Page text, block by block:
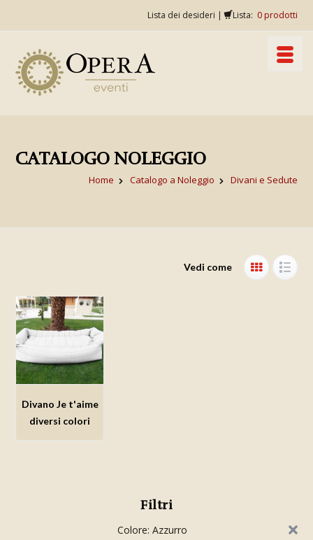
Lista dei desideri | Lista: 0prodotti
CATALOGO NOLEGGIO
Home Catalogo a Noleggio Divani e Sedute
Vedi come
Aggiungi
alla lista
Divano Je t'aime
diversi colori
Filtri
Colore: Azzurro